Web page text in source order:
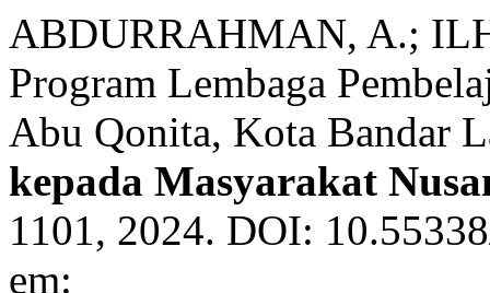
ABDURRAHMAN, A.;
Program Lembaga
Abu Qonita, Kota Bandar
kepada Masyarakat
1101, 2024. DOI:
em: